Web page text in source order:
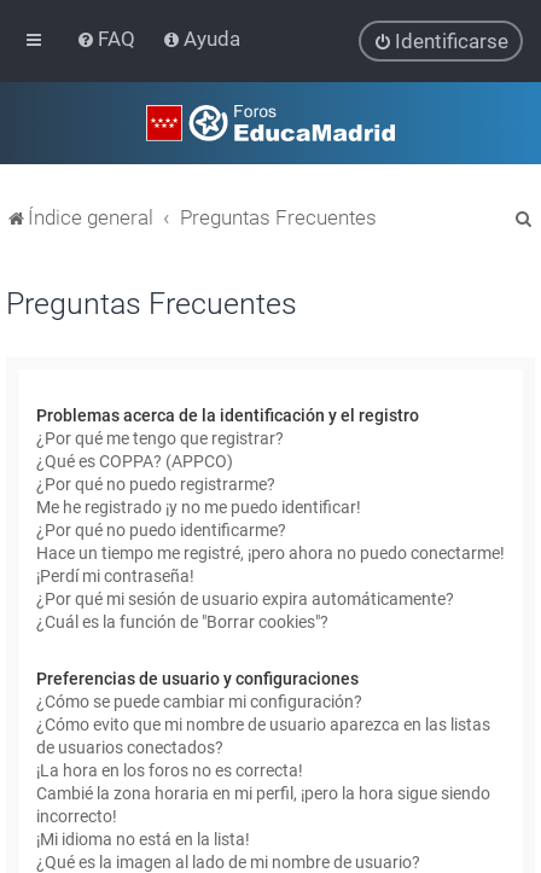
FAQ Ayuda Identificarse
Índice general Preguntas Frecuentes
Preguntas Frecuentes
Problemas acerca de la identificación y el registro
¿Por qué me tengo que registrar?
¿Qué es COPPA? (APPCO)
¿Por qué no puedo registrarme?
Me he registrado ¡y no me puedo identificar!
¿Por qué no puedo identificarme?
Hace un tiempo me registré, ¡pero ahora no puedo conectarme!
¡Perdí mi contraseña!
¿Por qué mi sesión de usuario expira automáticamente?
¿Cuál es la función de "Borrar cookies"?
Preferencias de usuario y configuraciones
¿Cómo se puede cambiar mi configuración?
¿Cómo evito que mi nombre de usuario aparezca en las listas
de usuarios conectados?
¡La hora en los foros no es correcta!
Cambié la zona horaria en mi perfil, ¡pero la hora sigue siendo
incorrecto!
¡Mi idioma no está en la lista!
¿Qué es la imagen al lado de mi nombre de usuario?